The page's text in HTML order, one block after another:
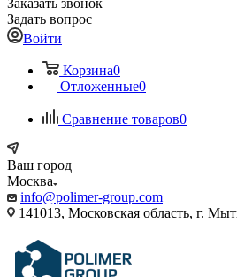
Заказать звонок
Задать вопрос
Войти
Корзина0
Отложенные0
Сравнение товаров0
Ваш город
Москва
info@polimer-group.com
141013, Московская область, г.